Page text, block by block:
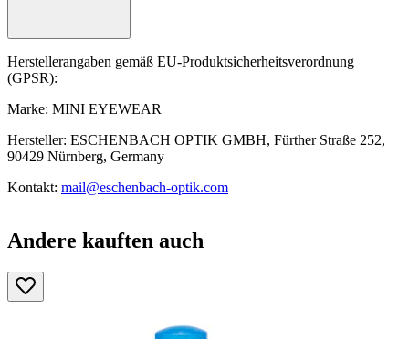
Herstellerangaben gemäß EU-Produktsicherheitsverordnung
(GPSR):
Marke: MINI EYEWEAR
Hersteller: ESCHENBACH OPTIK GMBH, Fürther Straße 252,
90429 Nürnberg, Germany
Kontakt: mail@eschenbach-optik.com
Andere kauften auch